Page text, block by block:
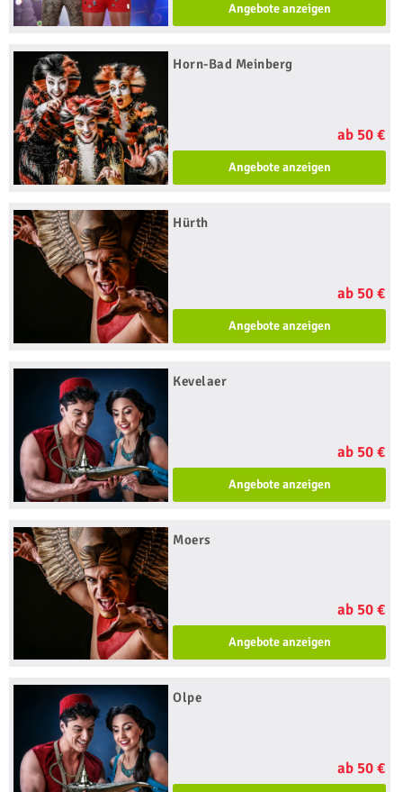
Angebote anzeigen
Horn-Bad Meinberg
ab 50 €
Angebote anzeigen
Hürth
ab 50 €
Angebote anzeigen
Kevelaer
ab 50 €
Angebote anzeigen
Moers
ab 50 €
Angebote anzeigen
Olpe
ab 50 €